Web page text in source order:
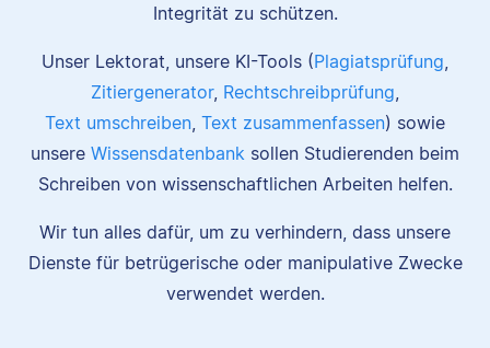
Integrität zu schützen.
Unser Lektorat, unsere KI-Tools (Plagiatsprüfung
Zitiergenerator, Rechtschreibprüfung
Text umschreiben Text zusammenfassen) sowie
unsere Wissensdatenbank sollen Studierenden beim
Schreiben von wissenschaftlichen Arbeiten helfen.
Wir tun alles dafür, um zu verhindern, dass unsere
Dienste für betrügerische oder manipulative Zwecke
verwendet werden.